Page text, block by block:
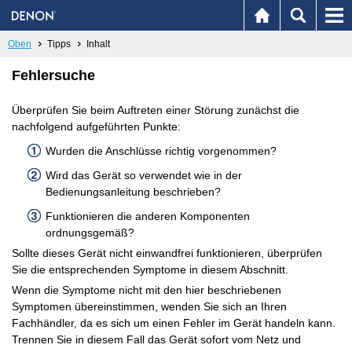
Oben Tipps Inhalt
Fehlersuche
Überprüfen Sie beim Auftreten einer Störung zunächst die
nachfolgend aufgeführten Punkte:
Wurden die Anschlüsse richtig vorgenommen?
Wird das Gerät so verwendet wie in der
Bedienungsanleitung beschrieben?
Funktionieren die anderen Komponenten
ordnungsgemäß?
Sollte dieses Gerät nicht einwandfrei funktionieren, überprüfen
Sie die entsprechenden Symptome in diesem Abschnitt.
Wenn die Symptome nicht mit den hier beschriebenen
Symptomen übereinstimmen, wenden Sie sich an Ihren
Fachhändler, da es sich um einen Fehler im Gerät handeln kann.
Trennen Sie in diesem Fall das Gerät sofort vom Netz und